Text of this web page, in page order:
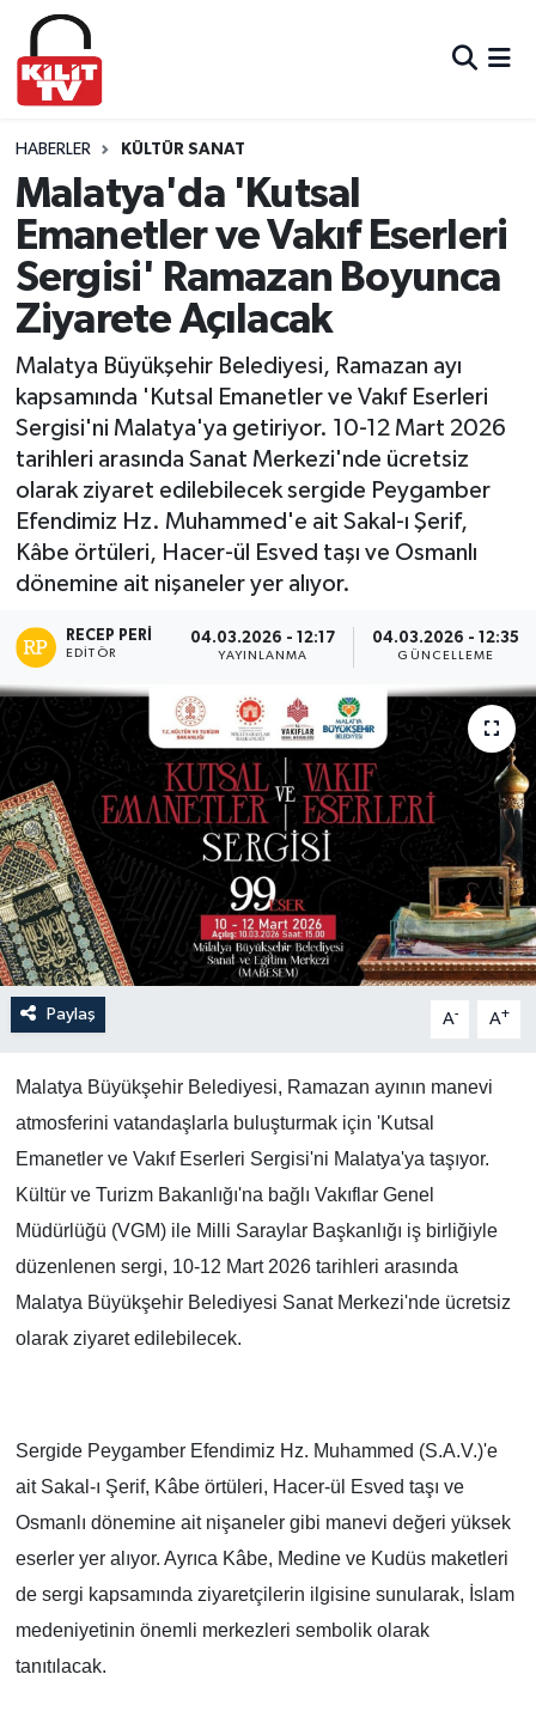
HABERLER KÜLTÜR SANAT
Malatya'da 'Kutsal
Emanetler ve Vakıf Eserleri
Sergisi' Ramazan Boyunca
Ziyarete Açılacak
Malatya Büyükşehir Belediyesi, Ramazan ayı
kapsamında 'Kutsal Emanetler ve Vakıf Eserleri
Sergisi'ni Malatya'ya getiriyor. 10-12 Mart 2026
tarihleri arasında Sanat Merkezi'nde ücretsiz
olarak ziyaret edilebilecek sergide Peygamber
Efendimiz Hz. Muhammed'e ait Sakal-ı Şerif,
Kâbe örtüleri, Hacer-ül Esved taşı ve Osmanlı
dönemine ait nişaneler yer alıyor.
RECEP PERI
EDITÖR
04.03.2026 - 12:17
YAYINLANMA
04.03.2026 - 12:35
GÜNCELLEME
Paylaş A- A+
Malatya Büyükşehir Belediyesi, Ramazan ayının manevi
atmosferini vatandaşlarla buluşturmak için 'Kutsal
Emanetler ve Vakıf Eserleri Sergisi'ni Malatya'ya taşıyor.
Kültür ve Turizm Bakanlığı'na bağlı Vakıflar Genel
Müdürlüğü (VGM) ile Milli Saraylar Başkanlığı iş birliğiyle
düzenlenen sergi, 10-12 Mart 2026 tarihleri arasında
Malatya Büyükşehir Belediyesi Sanat Merkezi'nde ücretsiz
olarak ziyaret edilebilecek.
Sergide Peygamber Efendimiz Hz. Muhammed (S.A.V.)'e
ait Sakal-ı Şerif, Kâbe örtüleri, Hacer-ül Esved taşı ve
Osmanlı dönemine ait nişaneler gibi manevi değeri yüksek
eserler yer alıyor. Ayrıca Kâbe, Medine ve Kudüs maketleri
de sergi kapsamında ziyaretçilerin ilgisine sunularak, İslam
medeniyetinin önemli merkezleri sembolik olarak
tanıtılacak.
Hava Durumu
Trafik Durumu
Süper Lig Puan Durumu ve Fikstür
Tüm Manşetler
Son Dakika Haberleri
Haber Arşivi